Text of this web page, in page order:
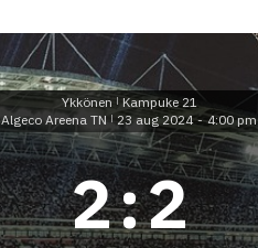
Ykkönen | Kampuke 21
Algeco Areena TN | 23 aug 2024 - 4:00 pm
2:2